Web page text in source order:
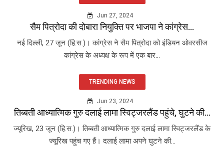
Jun 27, 2024
सैम पित्रोदा की दोबारा नियुक्ति पर भाजपा ने कांग्रेस...
नई दिल्ली, 27 जून (हि.स.)। कांग्रेस ने सैम पित्रोदा को इंडियन ओवरसीज
कांग्रेस के अध्यक्ष के रूप में एक बार...
TRENDING NEWS
Jun 23, 2024
तिब्बती आध्यात्मिक गुरु दलाई लामा स्विट्जरलैंड पहुंचे, घुटने की...
ज्यूरिख, 23 जून (हि.स.)। तिब्बती आध्यात्मिक गुरु दलाई लामा स्विट्जरलैंड के
ज्यूरिख पहुंच गए हैं। दलाई लामा अपने घुटने की...